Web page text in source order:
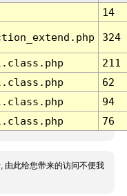
14
324
211
62
94
76
由此给您带来的访问不便我